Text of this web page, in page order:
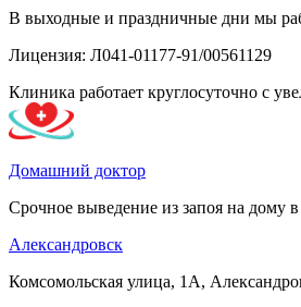
В выходные и праздничные дни мы
Лицензия: Л041-01177-91/00561129
Клиника работает круглосуточно с
Домашний доктор
Срочное выведение из запоя на дому
Александровск
Комсомольская улица, 1А,